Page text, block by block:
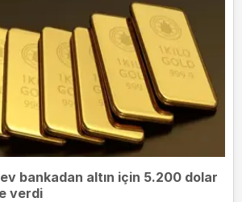
bankadan altın için 5.200 dolar
verdi